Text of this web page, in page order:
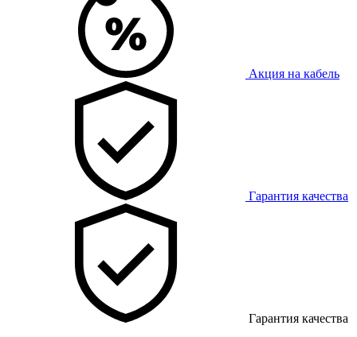
Акция на кабель
Гарантия качества
Гарантия качества